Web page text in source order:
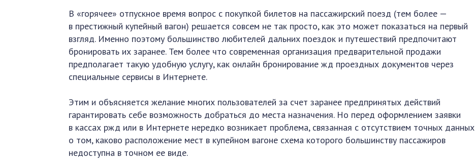
В «горячее» отпускное время вопрос с покупкой билетов на пассажирский поезд (тем более —
в престижный купейный вагон) решается совсем не так просто, как это может показаться на первый
взгляд. Именно поэтому большинство любителей дальних поездок и путешествий предпочитают
бронировать их заранее. Тем более что современная организация предварительной продажи
предполагает такую удобную услугу, как онлайн бронирование жд проездных документов через
специальные сервисы в Интернете.
Этим и объясняется желание многих пользователей за счет заранее предпринятых действий
гарантировать себе возможность добраться до места назначения. Но перед оформлением заявки
в кассах ржд или в Интернете нередко возникает проблема, связанная с отсутствием точных данных
о том, каково расположение мест в купейном вагоне схема которого большинству пассажиров
недоступна в точном ее виде.